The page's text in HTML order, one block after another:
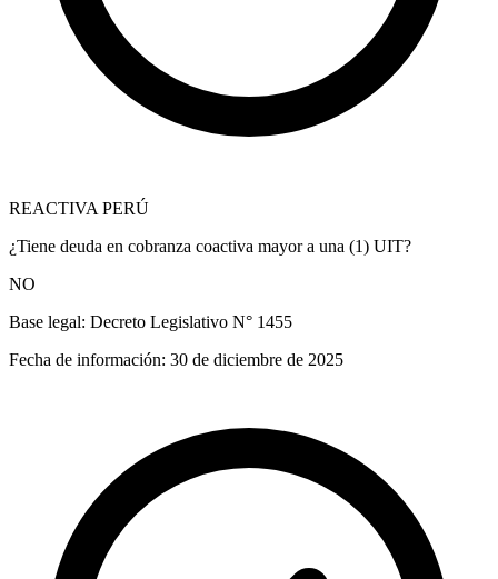
REACTIVA PERÚ
¿Tiene deuda en cobranza coactiva mayor a una (1) UIT?
NO
Base legal: Decreto Legislativo N° 1455
Fecha de información: 30 de diciembre de 2025